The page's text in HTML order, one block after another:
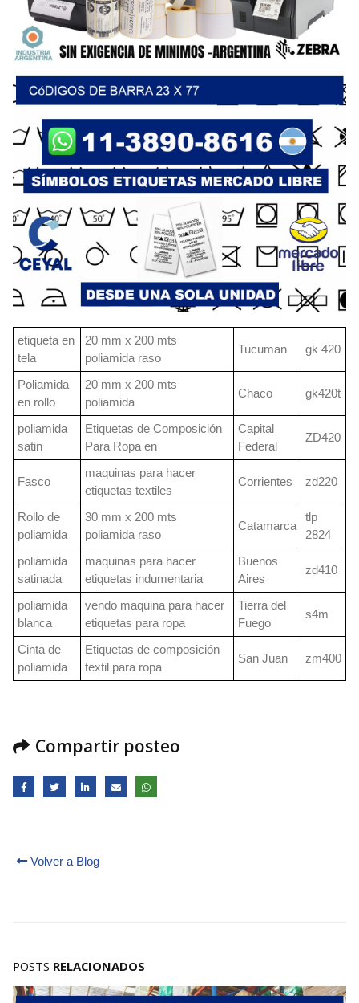
etiqueta en
tela
20 mm x 200 mts
poliamida raso
Tucuman gk 420
Poliamida
en rollo
20 mm x 200 mts
poliamida
Chaco gk420t
poliamida
satin
Etiquetas de Composición
Para Ropa en
Capital
Federal
ZD420
Fasco
maquinas para hacer
etiquetas textiles
Corrientes zd220
Rollo de
poliamida
30 mm x 200 mts
poliamida raso
Catamarca
tlp
2824
poliamida
satinada
maquinas para hacer
etiquetas indumentaria
Buenos
Aires
zd410
poliamida
blanca
vendo maquina para hacer
etiquetas para ropa
Tierra del
Fuego
s4m
Cinta de
poliamida
Etiquetas de composición
textil para ropa
San Juan zm400
Compartir posteo
Volver a Blog
POSTS RELACIONADOS